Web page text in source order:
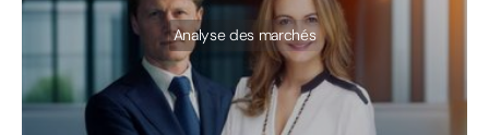
Analyse des marchés